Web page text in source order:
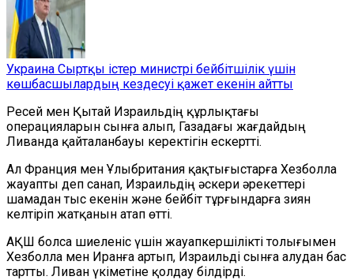
Украина Сыртқы істер министрі бейбітшілік үшін
көшбасшылардың кездесуі қажет екенін айтты
Ресей мен Қытай Израильдің құрлықтағы
операцияларын сынға алып, Газадағы жағдайдың
Ливанда қайталанбауы керектігін ескертті.
Ал Франция мен Ұлыбритания қақтығыстарға Хезболла
жауапты деп санап, Израильдің әскери әрекеттері
шамадан тыс екенін және бейбіт тұрғындарға зиян
келтіріп жатқанын атап өтті.
АҚШ болса шиеленіс үшін жауапкершілікті толығымен
Хезболла мен Иранға артып, Израильді сынға алудан бас
тартты. Ливан үкіметіне қолдау білдірді.